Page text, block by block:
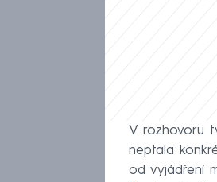
V rozhovoru
neptala
od vyjádření